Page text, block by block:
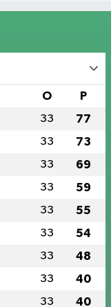
O P
33 77
33 73
33 69
33 59
33 55
33 54
33 48
33 40
33 40